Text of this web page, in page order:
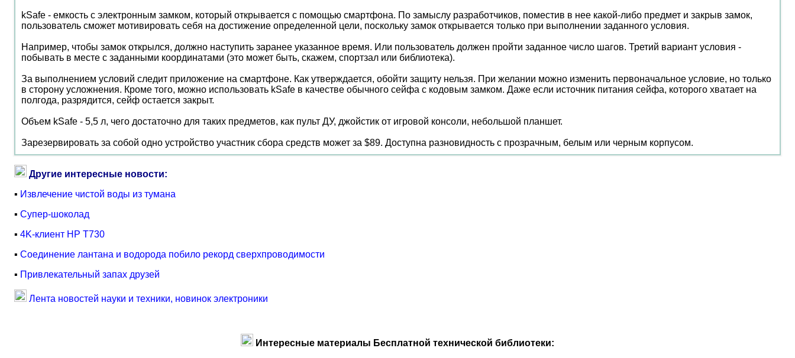
kSafe - емкость с электронным замком, который открывается с помощью смартфона. По замыслу разработчиков, поместив в нее какой-либо предмет и закрыв замок,
пользователь сможет мотивировать себя на достижение определенной цели, поскольку замок открывается только при выполнении заданного условия.
Например, чтобы замок открылся, должно наступить заранее указанное время. Или пользователь должен пройти заданное число шагов. Третий вариант условия -
побывать в месте с заданными координатами (это может быть, скажем, спортзал или библиотека).
За выполнением условий следит приложение на смартфоне. Как утверждается, обойти защиту нельзя. При желании можно изменить первоначальное условие, но только
в сторону усложнения. Кроме того, можно использовать kSafe в качестве обычного сейфа с кодовым замком. Даже если источник питания сейфа, которого хватает на
полгода, разрядится, сейф остается закрыт.
Объем kSafe - 5,5 л, чего достаточно для таких предметов, как пульт ДУ, джойстик от игровой консоли, небольшой планшет.
Зарезервировать за собой одно устройство участник сбора средств может за $89. Доступна разновидность с прозрачным, белым или черным корпусом.
Другие интересные новости:
▪ Извлечение чистой воды из тумана
▪ Супер-шоколад
▪ 4K-клиент HP T730
▪ Соединение лантана и водорода побило рекорд сверхпроводимости
▪ Привлекательный запах друзей
Лента новостей науки и техники, новинок электроники
Интересные материалы Бесплатной технической библиотеки: